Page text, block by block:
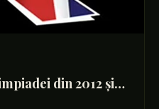
din 2012 și…